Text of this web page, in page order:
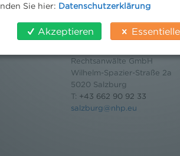
Salzburg
Rechtsanwälte GmbH
Wilhelm-Spazier-Straße 2a
5020 Salzburg
T: +43 662 90 92 33
salzburg@nhp.eu
Sie hier: Datenschutzerklärung
Akzeptieren